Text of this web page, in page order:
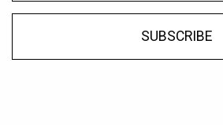
SUBSCRIBE